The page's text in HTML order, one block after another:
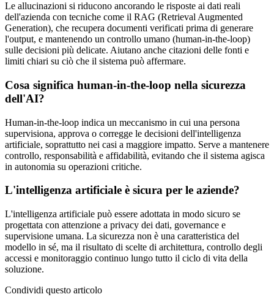
Le allucinazioni si riducono ancorando le risposte ai dati reali
dell'azienda con tecniche come il RAG (Retrieval Augmented
Generation), che recupera documenti verificati prima di generare
l'output, e mantenendo un controllo umano (human-in-the-loop)
sulle decisioni più delicate. Aiutano anche citazioni delle fonti e
limiti chiari su ciò che il sistema può affermare.
Cosa significa human-in-the-loop nella sicurezza
dell'AI?
Human-in-the-loop indica un meccanismo in cui una persona
supervisiona, approva o corregge le decisioni dell'intelligenza
artificiale, soprattutto nei casi a maggiore impatto. Serve a mantenere
controllo, responsabilità e affidabilità, evitando che il sistema agisca
in autonomia su operazioni critiche.
L'intelligenza artificiale è sicura per le aziende?
L'intelligenza artificiale può essere adottata in modo sicuro se
progettata con attenzione a privacy dei dati, governance e
supervisione umana. La sicurezza non è una caratteristica del
modello in sé, ma il risultato di scelte di architettura, controllo degli
accessi e monitoraggio continuo lungo tutto il ciclo di vita della
soluzione.
Condividi questo articolo